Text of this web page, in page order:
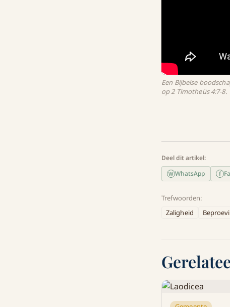
Een Bijbelse
op 2 Timotheüs 4:7-8.
Deel dit artikel:
W WhatsApp f
Trefwoorden:
Zaligheid